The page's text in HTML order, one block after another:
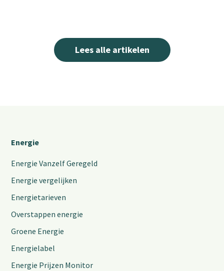
Lees alle artikelen
Energie
Energie Vanzelf Geregeld
Energie vergelijken
Energietarieven
Overstappen energie
Groene Energie
Energielabel
Energie Prijzen Monitor